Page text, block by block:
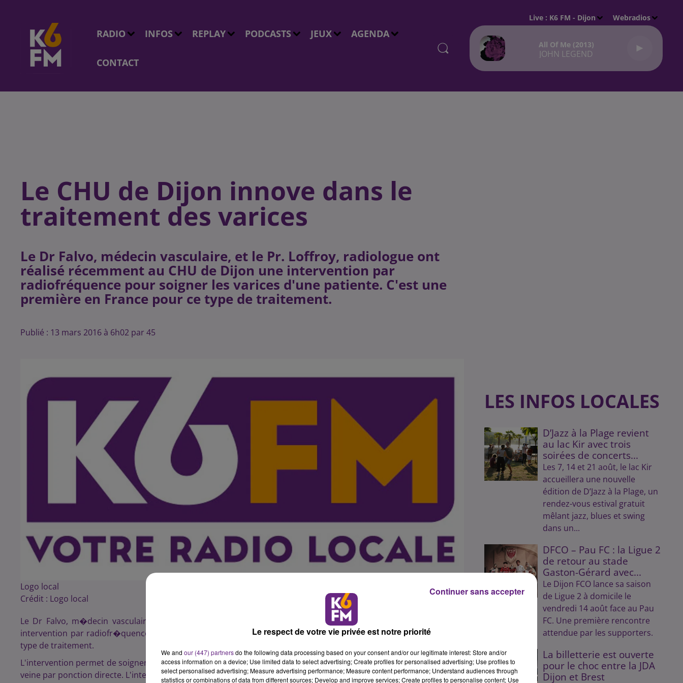
RADIO INFOS REPLAY PODCASTS JEUX AGENDA
CONTACT
Live : K6 FM - Dijon Webradios
All Of Me (2013)
JOHN LEGEND
Le CHU de Dijon innove dans le
traitement des varices
Le Dr Falvo, médecin vasculaire, et le Pr. Loffroy, radiologue ont
réalisé récemment au CHU de Dijon une intervention par
radiofréquence pour soigner les varices d'une patiente. C'est une
Publié : 13 mars 2016 à 6h02 par 45
Logo local
Crédit : Logo local
Le Dr Falvo, m�decin vasculaire, et le Pr. Loffroy, radiologue ont r�alis� r�cemment au CHU de Dijon une
intervention par radiofr�quence pour soigner les varices d'une patiente. C'est une premi�re en France pour ce
type de traitement.
L'intervention permet de soigner les varices gr�ce � une chaleur contr�l�e par une sonde mise en place dans la
veine par ponction directe. L'intervention est r�alis�e en 45 minutes.
LES INFOS LOCALES
D’Jazz à la Plage revient
au lac Kir avec trois
soirées de concerts...
Les 7, 14 et 21 août, le lac Kir
accueillera une nouvelle
édition de D’Jazz à la Plage, un
rendez-vous estival gratuit
mêlant jazz, blues et swing
dans un...
DFCO – Pau FC : la Ligue 2
de retour au stade
Gaston-Gérard avec...
Le Dijon FCO lance sa saison
de Ligue 2 à domicile le
vendredi 14 août face au Pau
FC. Une première rencontre
attendue par les supporters.
La billetterie est ouverte
pour le choc entre la JDA
Dijon et Brest
Le respect de votre vie privée est notre priorité
We and our (447) partnersdo the following data processing based on your consent and/or our legitimate interest: Store and/or
access information on a device; Use limited data to select advertising; Create profiles for personalised advertising; Use profiles to
select personalised advertising; Measure advertising performance; Measure content performance; Understand audiences through
statistics or combinations of data from different sources; Develop and improve services; Create profiles to personalise content; Use
Continuer sans accepter